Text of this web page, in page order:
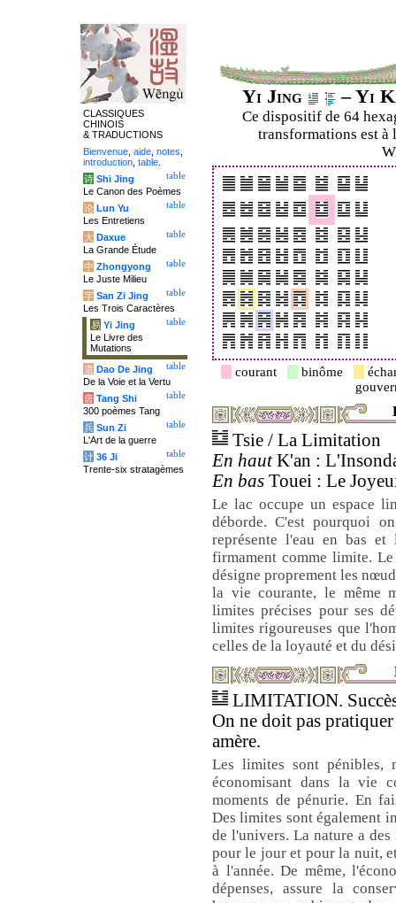
Yi Jing – Yi
Ce dispositif de 64
transformations est à
courant binôme
Tsie / La Limitation
En hautK'an :
En bas Touei : Le
Le lac occupe un espace
déborde. C'est pourquoi
représente l'eau en bas
firmament comme limite.
désigne proprement les
la vie courante, le même
limites précises pour ses
limites rigoureuses que
celles de la loyauté et du
LIMITATION.
On ne doit pas
amère.
Les limites sont pénibles,
économisant dans la vie
moments de pénurie. En
Des limites sont également
de l'univers. La nature a
pour le jour et pour la nuit,
à l'année. De même,
dépenses, assure la
CLASSIQUES
CHINOIS
& TRADUCTIONS
Bienvenue aide notes
introduction table
table
诗 Shi Jing
Le Canon des Poèmes
table
论 Lun Yu
Les Entretiens
table
大 Daxue
La Grande Étude
table
中 Zhongyong
Le Juste Milieu
table
字 San Zi Jing
Les Trois Caractères
table
易 Yi Jing
Le Livre des
Mutations
table
道 Dao De Jing
De la Voie et la Vertu
table
唐 Tang Shi
300 poèmes Tang
table
兵 Sun Zi
L'Art de la guerre
table
计 36 Ji
Trente-six stratagèmes